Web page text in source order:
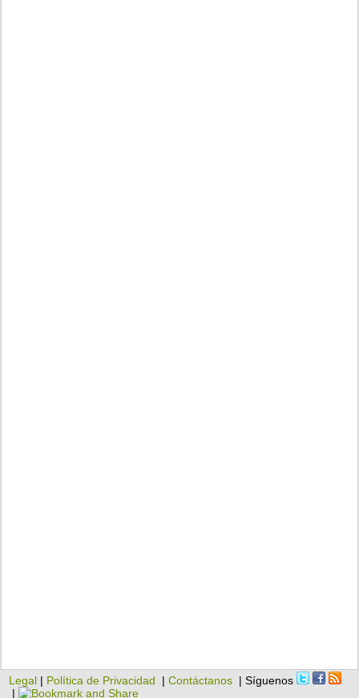
Legal | Política de Privacidad |Contáctanos | Síguenos
|